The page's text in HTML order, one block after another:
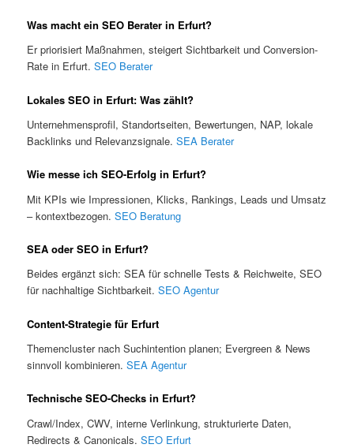
Was macht ein SEO Berater in Erfurt?
Er priorisiert Maßnahmen, steigert Sichtbarkeit und Conversion-
Rate in Erfurt.SEO Berater
Lokales SEO in Erfurt: Was zählt?
Unternehmensprofil, Standortseiten, Bewertungen, NAP, lokale
Backlinks und Relevanzsignale.SEA Berater
Wie messe ich SEO-Erfolg in Erfurt?
Mit KPIs wie Impressionen, Klicks, Rankings, Leads und Umsatz
– kontextbezogen.SEO Beratung
SEA oder SEO in Erfurt?
Beides ergänzt sich: SEA für schnelle Tests & Reichweite, SEO
für nachhaltige Sichtbarkeit.SEO Agentur
Content-Strategie für Erfurt
Themencluster nach Suchintention planen; Evergreen & News
sinnvoll kombinieren.SEA Agentur
Technische SEO-Checks in Erfurt?
Crawl/Index, CWV, interne Verlinkung, strukturierte Daten,
Redirects & Canonicals.SEO Erfurt